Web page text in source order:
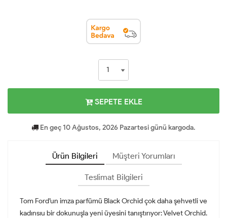
SEPETE EKLE
En geç 10 Ağustos, 2026 Pazartesi günü kargoda.
Ürün Bilgileri Müşteri Yorumları
Teslimat Bilgileri
Tom Ford’un imza parfümü Black Orchid çok daha şehvetli ve
kadınsıu bir dokunuşla yeni üyesini tanıştırıyor: Velvet Orchid.